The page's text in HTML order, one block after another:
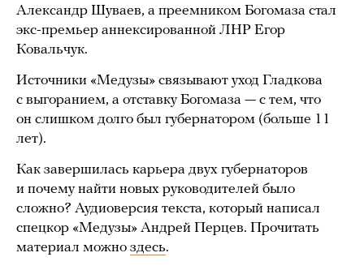
Александр Шуваев, а преемником Богомаза стал
экс-премьер аннексированной ЛНР Егор
Ковальчук.
Источники «Медузы» связывают уход Гладкова
с выгоранием, а отставку Богомаза — с тем, что
он слишком долго был губернатором (больше 11
лет).
Как завершилась карьера двух губернаторов
и почему найти новых руководителей было
сложно? Аудиоверсия текста, который написал
спецкор «Медузы» Андрей Перцев. Прочитать
материал можно здесь.